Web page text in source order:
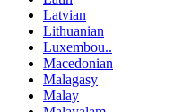
Latvian
Lithuanian
Luxembou..
Macedonian
Malagasy
Malay